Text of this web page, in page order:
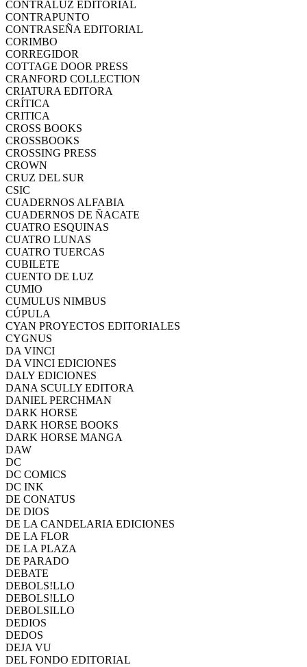
CONTRALUZ EDITORIAL
CONTRAPUNTO
CONTRASEÑA EDITORIAL
CORIMBO
CORREGIDOR
COTTAGE DOOR PRESS
CRANFORD COLLECTION
CRIATURA EDITORA
CRÍTICA
CRITICA
CROSS BOOKS
CROSSBOOKS
CROSSING PRESS
CROWN
CRUZ DEL SUR
CSIC
CUADERNOS ALFABIA
CUADERNOS DE ÑACATE
CUATRO ESQUINAS
CUATRO LUNAS
CUATRO TUERCAS
CUBILETE
CUENTO DE LUZ
CUMIO
CUMULUS NIMBUS
CÚPULA
CYAN PROYECTOS EDITORIALES
CYGNUS
DA VINCI
DA VINCI EDICIONES
DALY EDICIONES
DANA SCULLY EDITORA
DANIEL PERCHMAN
DARK HORSE
DARK HORSE BOOKS
DARK HORSE MANGA
DAW
DC
DC COMICS
DC INK
DE CONATUS
DE DIOS
DE LA CANDELARIA EDICIONES
DE LA FLOR
DE LA PLAZA
DE PARADO
DEBATE
DEBOLS!LLO
DEBOLS!LLO
DEBOLSILLO
DEDIOS
DEDOS
DEJA VU
DEL FONDO EDITORIAL